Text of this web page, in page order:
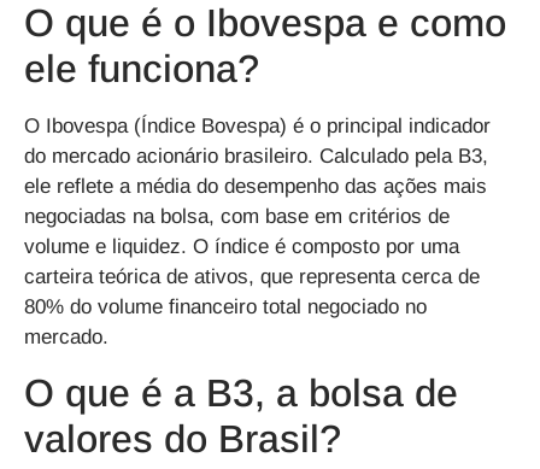
O que é o Ibovespa e como
ele funciona?
O Ibovespa (Índice Bovespa) é o principal indicador
do mercado acionário brasileiro. Calculado pela B3,
ele reflete a média do desempenho das ações mais
negociadas na bolsa, com base em critérios de
volume e liquidez. O índice é composto por uma
carteira teórica de ativos, que representa cerca de
80% do volume financeiro total negociado no
mercado.
O que é a B3, a bolsa de
valores do Brasil?